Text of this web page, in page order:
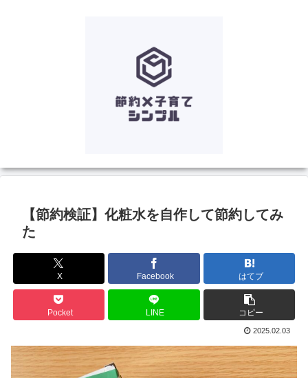
【節約検証】化粧水を自作して節約してみ
た
X Facebook はてブ
Pocket LINE コピー
2025.02.03